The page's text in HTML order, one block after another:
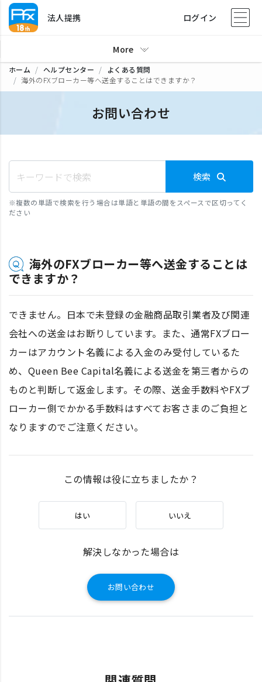
法人提携 ログイン
More
ホーム ヘルプセンター
よくある質問
海外のFXブローカー等へ送金することはできますか？
お問い合わせ
検索
※複数の単語で検索を行う場合は単語と単語の間をスペースで区切ってく
ださい
海外のFXブローカー等へ送金することは
できますか？
できません。日本で未登録の金融商品取引業者及び関連
会社への送金はお断りしています。また、通常FXブロー
カーはアカウント名義による入金のみ受付しているた
め、Queen Bee Capital名義による送金を第三者からの
ものと判断して返金します。その際、送金手数料やFXブ
ローカー側でかかる手数料はすべてお客さまのご負担と
なりますのでご注意ください。
この情報は役に立ちましたか？
はい いいえ
解決しなかった場合は
お問い合わせ